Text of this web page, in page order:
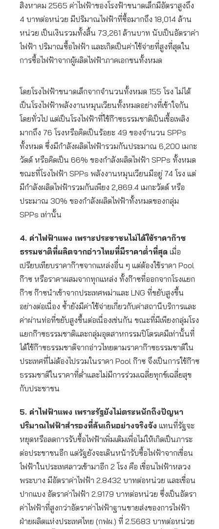
สิงหาคม 2565 ค่าไฟฟ้าของโรงฟ้าขนาดเล็กมีอัตราสูงถึง
4 บาทต่อหน่วย มีปริมาณไฟฟ้าที่ซื้อมากถึง 18,014 ล้าน
หน่วย เป็นเงินรวมทั้งสิ้น 73,261 ล้านบาท นับเป็นอัตราค่า
ไฟฟ้า ปริมาณซื้อไฟฟ้า และเกิดเป็นค่าใช้จ่ายที่สูงที่สุดใน
การซื้อไฟฟ้าจากผู้ผลิตไฟฟ้าภาคเอกชนทั้งหมด
โดยโรงไฟฟ้าขนาดเล็กจากจำนวนทั้งหมด 155 โรง ไม่ได้
เป็นโรงไฟฟ้าพลังงานหมุนเวียนทั้งหมดอย่างที่เข้าใจกัน
โดยทั่วไป แต่เป็นโรงไฟฟ้าที่ใช้ก๊าซธรรมชาติเป็นเชื้อเพลิง
มากถึง 76 โรงหรือคิดเป็นร้อยะ 49 ของจำนวน SPPs
ทั้งหมด ซึ่งมีกำลังผลิตไฟฟ้ารวมกันประมาณ 6,200 เมกะ
วัตต์ หรือคิดเป็น 66% ของกำลังผลิตไฟฟ้า SPPs ทั้งหมด
ขณะที่โรงไฟฟ้า SPPs พลังงานหมุนเวียนมีอยู่ 74 โรง แต่
มีกำลังผลิตไฟฟ้ารวมกันเพียง 2,869.4 เมกะวัตต์ หรือ
ประมาณ 30% ของกำลังผลิตไฟฟ้าทั้งหมดของกลุ่ม
SPPs เท่านั้น
4. ค่าไฟฟ้าแพง เพราะประชาชนไม่ได้ใช้ราคาก๊าซ
ธรรมชาติที่ผลิตจากอ่าวไทยที่มีราคาต่ำที่สุด เมื่อ
เปรียบเทียบราคาก๊าซจากแหล่งอื่น ๆ แต่ต้องใช้ราคา Pool
ก๊าซ หรือราคาผสมจากทุกแหล่ง ทั้งก๊าซที่ออกจากโรงแยก
ก๊าซ ก๊าซนำเข้าจากประเทศพม่าและ LNG ที่ขยับสูงขึ้น
อย่างต่อเนื่อง ซ้ำยังมีค่าใช้จ่ายเกี่ยวกับค่าสถานีบริการและ
ค่าผ่านท่อที่ขยับสูงขึ้นต่อเนื่องเช่นกัน ขณะที่มีเพียงกลุ่มโรง
แยกก๊าซธรรมชาติและกลุ่มอุตสาหกรรมปิโตรเคมีเท่านั้นที่
ได้ใช้ก๊าซธรรมชาติจากอ่าวไทยตามราคาก๊าซธรรมชาติใน
ประเทศที่ไม่ต้องไปรวมในราคา Pool ก๊าซ จึงเป็นการใช้ก๊าซ
ธรรมชาติในราคาที่ต่ำและไม่มีการร่วมเฉลี่ยทุกข์เฉลี่ยสุข
กับประชาชน
5. ค่าไฟฟ้าแพง เพราะรัฐยังไม่ตระหนักถึงปัญหา
ปริมาณไฟฟ้าสำรองที่ล้นเกินอย่างจริงจัง แทนที่รัฐจะ
หยุดหรือลดการรับซื้อไฟฟ้าเพิ่มเติมเพื่อไม่ให้เกิดเป็นภาระ
ต่อประชาชนอีก แต่รัฐยังจะเดินหน้ารับซื้อไฟฟ้าจากเขื่อน
ไฟฟ้าในประเทศลาวเข้ามาอีก 2 โรง คือ เขื่อนไฟฟ้าหลวง
พระบาง มีอัตราค่าไฟฟ้า 2.8432 บาทต่อหน่วย และเขื่อน
ปากแบง อัตราค่าไฟฟ้า 2.9179 บาทต่อหน่วย ซึ่งเป็นอัตรา
ค่าไฟฟ้าที่สูงกว่าอัตราค่าไฟฟ้าฐานขายส่งของการไฟฟ้า
ฝ่ายผลิตแห่งประเทศไทย (กฟผ.) ที่ 2.5683 บาทต่อหน่วย